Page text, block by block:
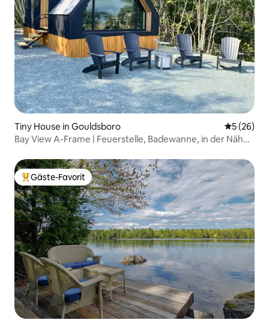
Tiny House in Gouldsboro
5 (26)
Bay View A-Frame | Feuerstelle, Badewanne, in der Nähe
Beliebter Gäste-Favorit.
Gäste-Favorit